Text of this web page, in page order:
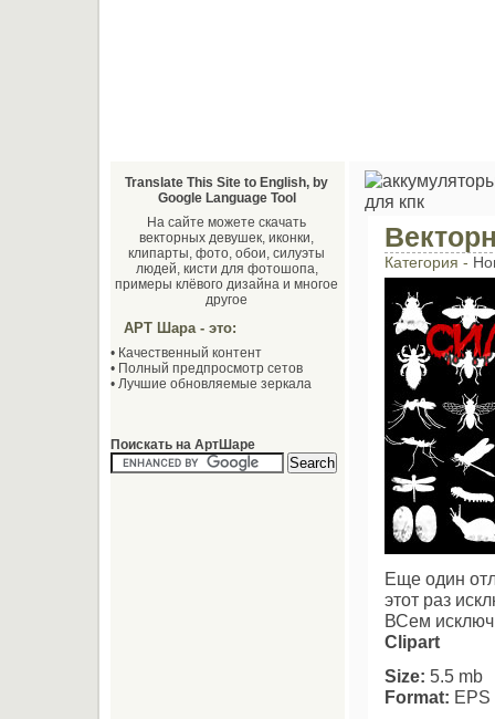
Категория -
Еще один
этот раз
ВСем
Clipart
Size: 5.5 mb
Format: EPS
Translate This Site to English, by
Google Language Tool
На сайте можете скачать
векторных девушек, иконки,
клипарты, фото, обои, силуэты
людей, кисти для фотошопа,
примеры клёвого дизайна и многое
другое
АРТ Шара - это:
• Качественный контент
• Полный предпросмотр сетов
• Лучшие обновляемые зеркала
Поискать на АртШаре